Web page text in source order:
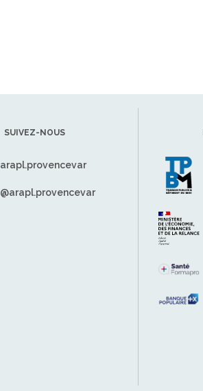
SUIVEZ-NOUS
arapl.provencevar
@arapl.provencevar